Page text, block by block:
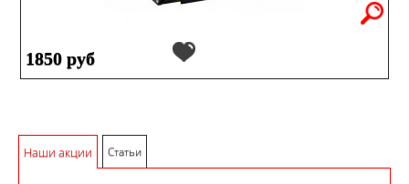
1850 руб
Наши акции Статьи